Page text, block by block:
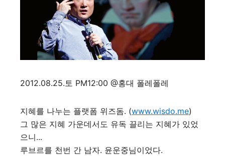
2012.08.25.토 PM12:00 @홍대 폴레폴레
지혜를 나누는 플랫폼 위즈돔. (www.wisdo.me)
그 많은 지혜 가운데서도 유독 끌리는 지혜가 있었
으니...
루브르를 천번 간 남자. 윤운중님이었다.